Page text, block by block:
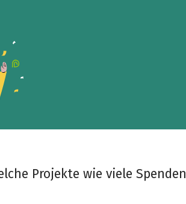
Projekte wie viele Spenden